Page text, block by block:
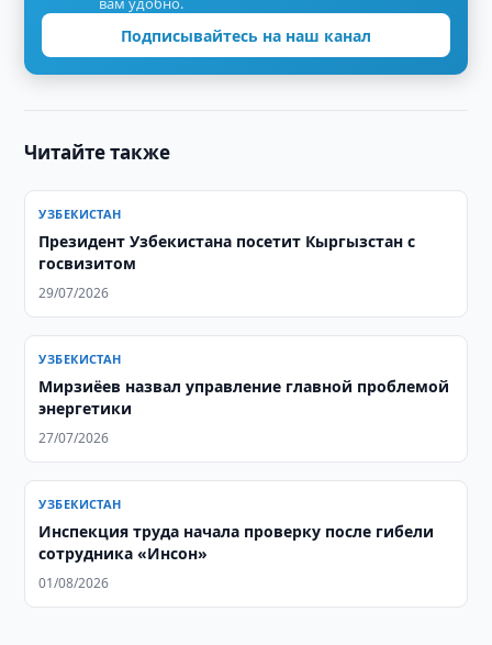
Подписывайтесь на наш канал
Читайте также
УЗБЕКИСТАН
Президент Узбекистана посетит Кыргызстан с
госвизитом
29/07/2026
УЗБЕКИСТАН
Мирзиёев назвал управление главной проблемой
энергетики
27/07/2026
УЗБЕКИСТАН
Инспекция труда начала проверку после гибели
сотрудника «Инсон»
01/08/2026